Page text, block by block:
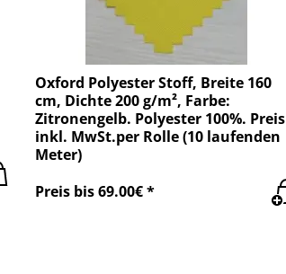
Oxford Polyester Stoff, Breite 160
cm, Dichte 200 g/m², Farbe:
Zitronengelb. Polyester 100%. Preis
inkl. MwSt.per Rolle (10 laufenden
Meter)
Preis bis 69.00€ *